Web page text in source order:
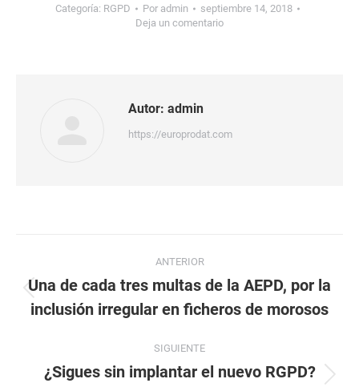
Categoría: RGPD Por admin
septiembre 14, 2018
Deja un comentario
Autor: admin
https://europrodat.com
Navegación
entre
publicaciones
ANTERIOR
anterior:
Una de cada tres multas de la AEPD, por la
inclusión irregular en ficheros de morosos
SIGUIENTE
¿Sigues sin implantar el nuevo RGPD?